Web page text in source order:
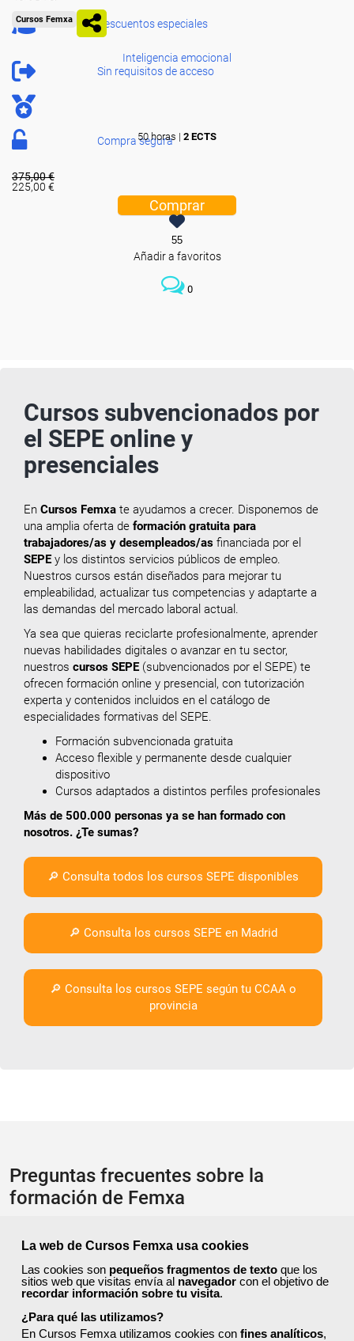
La web de Cursos Femxa usa cookies
Las cookies son pequeños fragmentos de texto que los
sitios web que visitas envía al navegador con el objetivo de
recordar información sobre tu visita.
¿Para qué las utilizamos?
En Cursos Femxa utilizamos cookies con fines analíticos,
Descuentos especiales
Sin requisitos de acceso
Compra segura
Cursos Femxa
Inteligencia emocional
50 horas | 2 ECTS
375,00 €
225,00 €
Comprar
55
Añadir a favoritos
0
Cursos subvencionados por
el SEPE online y
presenciales
En Cursos Femxa te ayudamos a crecer. Disponemos de
una amplia oferta de formación gratuita para
trabajadores/as y desempleados/as financiada por el
SEPE y los distintos servicios públicos de empleo.
Nuestros cursos están diseñados para mejorar tu
empleabilidad, actualizar tus competencias y adaptarte a
las demandas del mercado laboral actual.
Ya sea que quieras reciclarte profesionalmente, aprender
nuevas habilidades digitales o avanzar en tu sector,
nuestros cursos SEPE (subvencionados por el SEPE) te
ofrecen formación online y presencial, con tutorización
experta y contenidos incluidos en el catálogo de
especialidades formativas del SEPE.
Formación subvencionada gratuita
Acceso flexible y permanente desde cualquier
dispositivo
Cursos adaptados a distintos perfiles profesionales
Más de 500.000 personas ya se han formado con
nosotros. ¿Te sumas?
🔎 Consulta todos los cursos SEPE disponibles
🔎 Consulta los cursos SEPE en Madrid
🔎 Consulta los cursos SEPE según tu CCAA o
provincia
Preguntas frecuentes sobre la
formación de Femxa
Resolvemos las dudas más habituales sobre nuestra
formación, metodología, equipo docente y ventajas para el
alumnado.
¿Qué nos hace diferentes de la competencia?